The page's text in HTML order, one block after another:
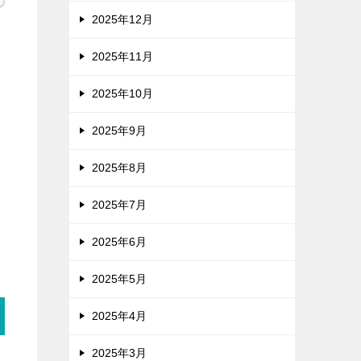
2025年12月
2025年11月
2025年10月
2025年9月
2025年8月
2025年7月
2025年6月
2025年5月
2025年4月
2025年3月